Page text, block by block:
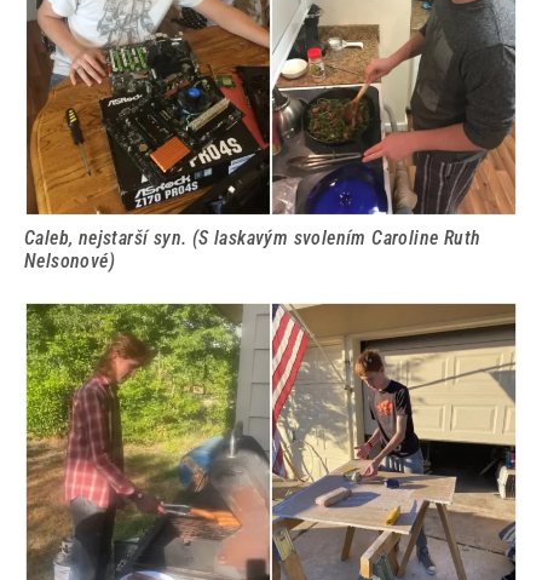
Caleb, nejstarší syn. (S laskavým svolením Caroline Ruth
Nelsonové)